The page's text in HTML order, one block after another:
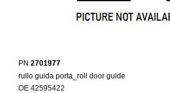
PN 2701977
rullo guida porta_roll door guide
OE 42595422